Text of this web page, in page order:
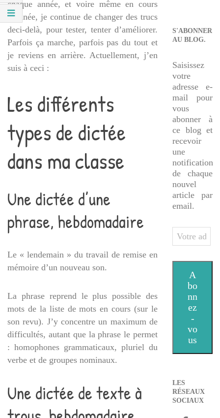
chaque année, et voire même en cours
d’année, je continue de changer des trucs
deci-delà, pour tester, tenter d’améliorer.
Parfois ça marche, parfois pas du tout et
je reviens en arrière. Actuellement, j’en
suis à ceci :
Les différents
types de dictée
dans ma classe
Une dictée d’une
phrase, hebdomadaire
Le « lendemain » du travail de remise en
mémoire d’un nouveau son.
La phrase reprend le plus possible des
mots de la liste de mots en cours (sur le
son revu). J’y concentre un maximum de
difficultés, autant que la phrase le permet
: homophones grammaticaux, pluriel du
verbe et de groupes nominaux.
Une dictée de texte à
S'ABONNER
AU BLOG.
Saisissez
votre
adresse e-
mail pour
vous
abonner à
ce blog et
recevoir
une
notification
de chaque
nouvel
article par
email.
Votre
adresse
A
bo
nn
ez
-
vo
us
LES
RÉSEAUX
SOCIAUX